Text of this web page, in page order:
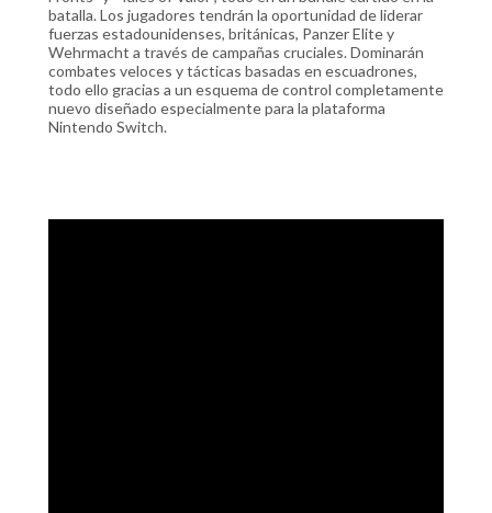
batalla. Los jugadores tendrán la oportunidad de liderar
fuerzas estadounidenses, británicas, Panzer Elite y
Wehrmacht a través de campañas cruciales. Dominarán
combates veloces y tácticas basadas en escuadrones,
todo ello gracias a un esquema de control completamente
nuevo diseñado especialmente para la plataforma
Nintendo Switch.